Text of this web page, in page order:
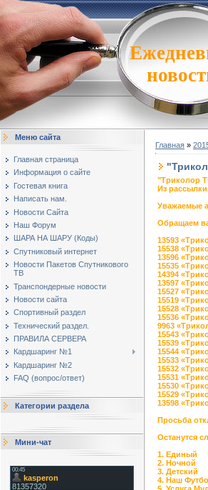
Меню сайта
Главная страница
Информация о сайте
Гостевая книга
Написать нам.
Новости Сайта
Наш Форум
ШАРА НА ШАРУ (Коды)
Спутниковый интернет
Новости Пакетов Спутникового
ТВ
Транспондерные новости
Новости сайта
Спортивный раздел
Технический раздел.
ПРАВИЛА СЕРВЕРА
Кардшаринг №1
Кардшаринг №2
FAQ (вопрос/ответ)
Категории раздела
Мини-чат
Главная »
"Триколор
Из
Уважаемые
Обращаем
13593
15538
13596
15535
14394
13597
15527
15519
15528
15536
9963
15543
15539
15544
15533
15532
15531
15530
15529
13598
Просьба
Останутся
1. Единый
2. Ночной
3. Детский
4. Наш